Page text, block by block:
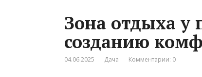
Зона отдыха у
созданию
04.06.2025 Дача Комментарии: 0